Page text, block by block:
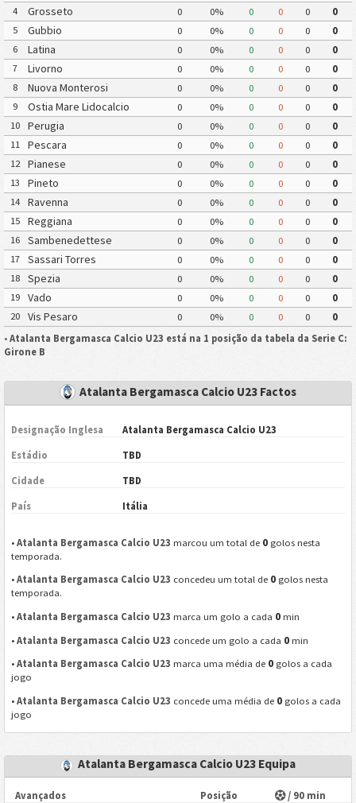
4
Grosseto 0 0% 0 0 0
0
5
Gubbio 0 0% 0 0 0
0
6
Latina 0 0% 0 0 0
0
7
Livorno 0 0% 0 0 0
0
8
Nuova Monterosi 0 0% 0 0 0
0
9
Ostia Mare Lidocalcio 0 0% 0 0 0
0
10
Perugia 0 0% 0 0 0
0
11
Pescara 0 0% 0 0 0
0
12
Pianese 0 0% 0 0 0
0
13
Pineto 0 0% 0 0 0
0
14
Ravenna 0 0% 0 0 0
0
15
Reggiana 0 0% 0 0 0
0
16
Sambenedettese 0 0% 0 0 0
0
17
Sassari Torres 0 0% 0 0 0
0
18
Spezia 0 0% 0 0 0
0
19
Vado 0 0% 0 0 0
0
20
Vis Pesaro 0 0% 0 0 0
0
• Atalanta Bergamasca Calcio U23 está na 1 posição da tabela da Serie C:
Girone B
Atalanta Bergamasca Calcio U23 Factos
Designação Inglesa Atalanta Bergamasca Calcio U23
Estádio TBD
Cidade TBD
País Itália
•Atalanta Bergamasca Calcio U23 marcou um total de 0 golos nesta
temporada.
•Atalanta Bergamasca Calcio U23 concedeu um total de 0 golos nesta
temporada.
•Atalanta Bergamasca Calcio U23 marca um golo a cada 0 min
•Atalanta Bergamasca Calcio U23 concede um golo a cada 0 min
•Atalanta Bergamasca Calcio U23 marca uma média de 0 golos a cada
jogo
•Atalanta Bergamasca Calcio U23 concede uma média de 0 golos a cada
jogo
Atalanta Bergamasca Calcio U23 Equipa
Avançados Posição / 90 min